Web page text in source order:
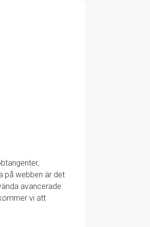
på webben är det
avancerade
vi att